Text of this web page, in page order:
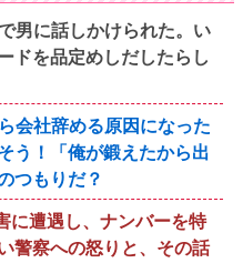
男に話しかけられた。い
ドを品定めしだしたらし
会社辞める原因になった
う！「俺が鍛えたから出
つもりだ？
に遭遇し、ナンバーを特
警察への怒りと、その話